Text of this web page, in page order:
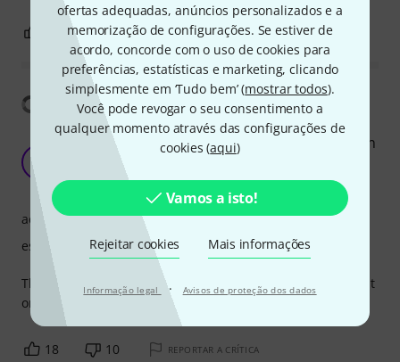
ofertas adequadas, anúncios personalizados e a
memorização de configurações. Se estiver de
acordo, concorde com o uso de cookies para
preferências, estatísticas e marketing, clicando
simplesmente em ‘Tudo bem’ (mostrar todos).
Você pode revogar o seu consentimento a
qualquer momento através das configurações de
cookies (aqui)
Vamos a isto!
Rejeitar cookies Mais informações
Informação legal · Avisos de proteção dos dados
0 REPORTAR A CRÍTICA
Mostrar tradução
Quite possible the worst thing to have ever been
made by the humanity.
HadMyHopesUp 08.02.2022
This is about as bad as one could conceive. Wouldn't wish it
on my worst enemy.
acabamento
estabilidade
18 10 REPORTAR A CRÍTICA